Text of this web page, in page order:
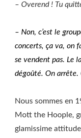
– Overend ! Tu
– Non, c’est le
concerts, ça va, on
se vendent pas. Le
dégoûté. On arrête.
Nous sommes en
Mott the Hoople,
glamissime